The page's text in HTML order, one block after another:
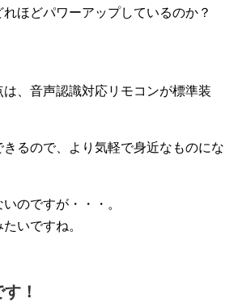
ほどパワーアップしているのか？
、音声認識対応リモコンが標準装
るので、より気軽で身近なものにな
のですが・・・。
いですね。
！